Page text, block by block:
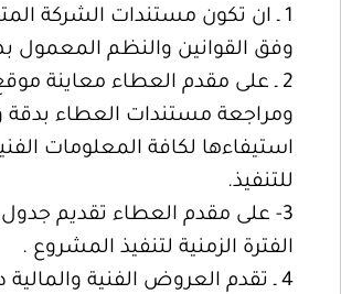
1 ـ ان تكون مستندات الشركة
وفق القوانين والنظم المعمول
2 ـ على مقدم العطاء معاينة
ومراجعة مستندات العطاء بدقة
استيفاءها لكافة المعلومات
للتنفيذ.
3- على مقدم العطاء تقديم
الفترة الزمنية لتنفيذ المشروع .
4 ـ تقدم العروض الفنية